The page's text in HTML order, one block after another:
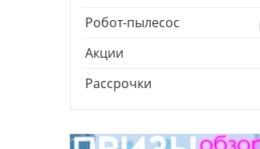
Робот-пылесос
Акции
Рассрочки